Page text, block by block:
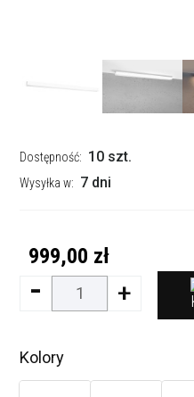
Dostępność: 10 szt.
Wysyłka w: 7 dni
999,00 zł
- +
Kolory